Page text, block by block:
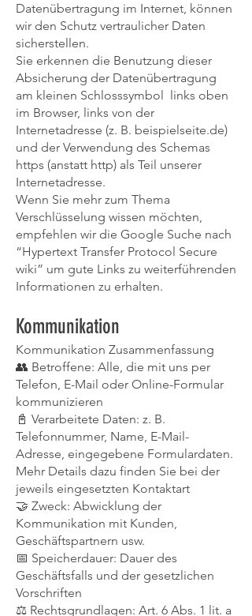
Datenübertragung im Internet, können
wir den Schutz vertraulicher Daten
sicherstellen.
Sie erkennen die Benutzung dieser
Absicherung der Datenübertragung
am kleinen Schlosssymbol links oben
im Browser, links von der
Internetadresse (z. B. beispielseite.de)
und der Verwendung des Schemas
https (anstatt http) als Teil unserer
Internetadresse.
Wenn Sie mehr zum Thema
Verschlüsselung wissen möchten,
empfehlen wir die Google Suche nach
“Hypertext Transfer Protocol Secure
wiki” um gute Links zu weiterführenden
Informationen zu erhalten.
Kommunikation
Kommunikation Zusammenfassung
👥 Betroffene: Alle, die mit uns per
Telefon, E-Mail oder Online-Formular
kommunizieren
📓 Verarbeitete Daten: z. B.
Telefonnummer, Name, E-Mail-
Adresse, eingegebene Formulardaten.
Mehr Details dazu finden Sie bei der
jeweils eingesetzten Kontaktart
🤝 Zweck: Abwicklung der
Kommunikation mit Kunden,
Geschäftspartnern usw.
📅 Speicherdauer: Dauer des
Geschäftsfalls und der gesetzlichen
Vorschriften
⚖️ Rechtsgrundlagen: Art. 6 Abs. 1 lit. a